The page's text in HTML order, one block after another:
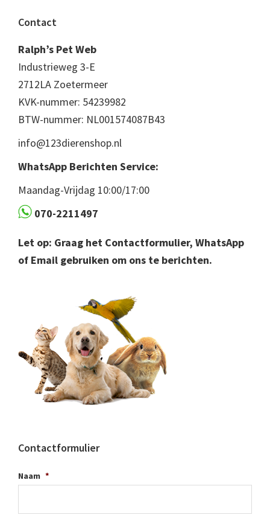
Footer
Contact
Ralph’s Pet Web
Industrieweg 3-E
2712LA Zoetermeer
KVK-nummer: 54239982
BTW-nummer: NL001574087B43
info@123dierenshop.nl
WhatsApp Berichten Service:
Maandag-Vrijdag 10:00/17:00
070-2211497
Let op: Graag het Contactformulier, WhatsApp
of Email gebruiken om ons te berichten.
Contactformulier
Naam *